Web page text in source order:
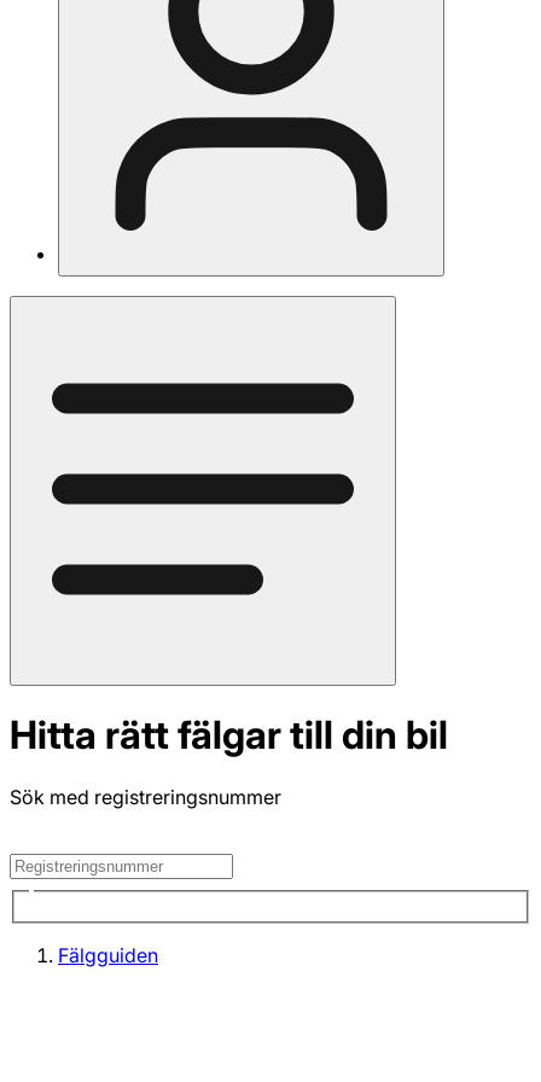
Hitta rätt fälgar till din bil
Sök med registreringsnummer
Fälgguiden